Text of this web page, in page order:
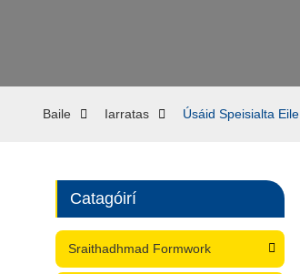
Baile Iarratas Úsáid Speisialta Eile
Catagóirí
Sraithadhmad Formwork